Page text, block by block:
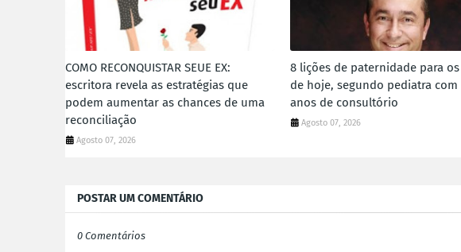
COMO RECONQUISTAR SEUE EX:
escritora revela as estratégias que
podem aumentar as chances de uma
reconciliação
Agosto 07, 2026
8 lições de paternidade para
de hoje, segundo pediatra com
anos de consultório
Agosto 07, 2026
POSTAR UM COMENTÁRIO
0 Comentários